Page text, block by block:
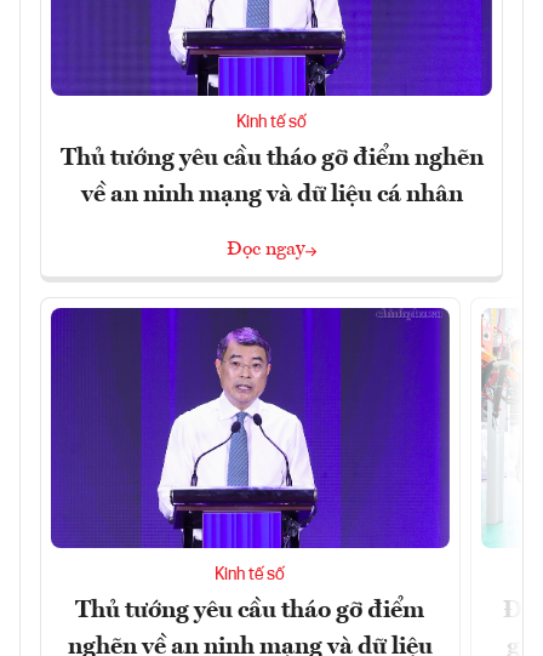
Kinh tế số
Thủ tướng yêu cầu tháo gỡ điểm nghẽn
về an ninh mạng và dữ liệu cá nhân
Đọc ngay
Kinh tế số
Thủ tướng yêu cầu tháo gỡ điểm
nghẽn về an ninh mạng và dữ liệu
Đề